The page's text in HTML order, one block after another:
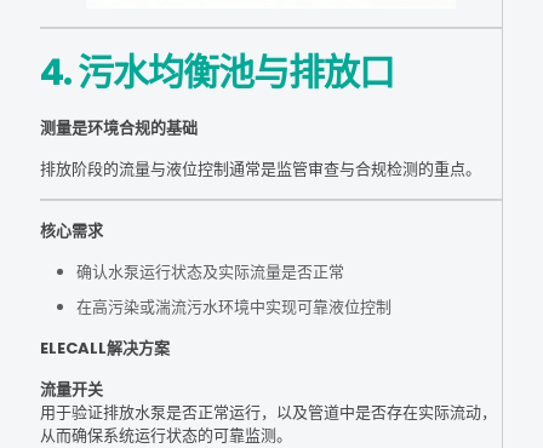
4. 污水均衡池与排放口
测量是环境合规的基础
排放阶段的流量与液位控制通常是监管审查与合规检测的重点。
核心需求
确认水泵运行状态及实际流量是否正常
在高污染或湍流污水环境中实现可靠液位控制
ELECALL解决方案
流量开关
用于验证排放水泵是否正常运行，以及管道中是否存在实际流动，
从而确保系统运行状态的可靠监测。